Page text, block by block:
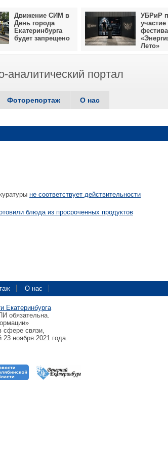
Движение СИМ в
День города
Екатеринбурга
будет запрещено
УБРиР
участие
Лето»
портал
Фоторепортаж О нас
не соответствует действительности
блюда из просроченных продуктов
О нас
Екатеринбурга
обязательна.
сфере связи,
ноября 2021 года.